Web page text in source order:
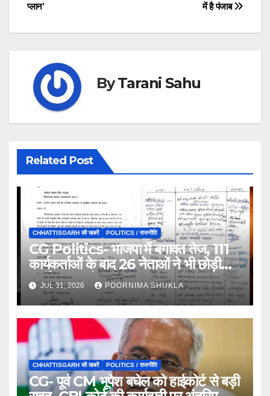
में है पंजाब
प्लान’
ByTarani Sahu
Related Post
CHHATTISGARH की खबरें POLITICS / राजनीति
CG Politics- भाजपा में बगावत तेज, 111
कार्यकर्ताओं के बाद 26 नेताओं ने भी छोड़ी
पार्टी, संगठन में मचा हड़कंप…
JUL 31, 2026 POORNIMA SHUKLA
CHHATTISGARH की खबरें POLITICS / राजनीति
CG- पूर्व CM भूपेश बघेल को हाईकोर्ट से बड़ी